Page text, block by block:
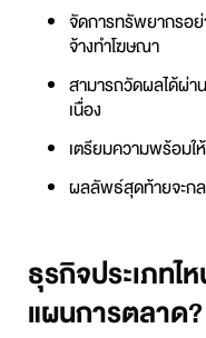
จัดการทรัพยากรอย่
จ้างทำโฆษณา
สามารถวัดผลได้ผ่า
เนื่อง
เตรียมความพร้อม
ผลลัพธ์สุดท้ายจะก
ธุรกิจประเภทไ
แผนการตลาด?